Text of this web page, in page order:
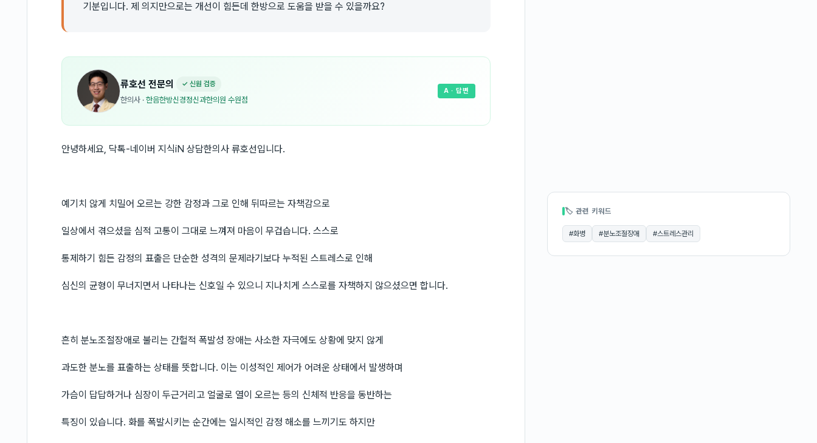
기분입니다. 제 의지만으로는 개선이 힘든데 한방으로 도움을 받을 수 있을까요?
류호선 전문의 ✓ 신원 검증
한의사 · 한음한방신경정신과한의원 수원점
A · 답변
안녕하세요, 닥톡-네이버 지식iN 상담한의사 류호선입니다.
예기치 않게 치밀어 오르는 강한 감정과 그로 인해 뒤따르는 자책감으로
일상에서 겪으셨을 심적 고통이 그대로 느껴져 마음이 무겁습니다. 스스로
통제하기 힘든 감정의 표출은 단순한 성격의 문제라기보다 누적된 스트레스로 인해
심신의 균형이 무너지면서 나타나는 신호일 수 있으니 지나치게 스스로를 자책하지 않으셨으면 합니다.
흔히 분노조절장애로 불리는 간헐적 폭발성 장애는 사소한 자극에도 상황에 맞지 않게
과도한 분노를 표출하는 상태를 뜻합니다. 이는 이성적인 제어가 어려운 상태에서 발생하며
가슴이 답답하거나 심장이 두근거리고 얼굴로 열이 오르는 등의 신체적 반응을 동반하는
특징이 있습니다. 화를 폭발시키는 순간에는 일시적인 감정 해소를 느끼기도 하지만
🏷 관련 키워드
#화병 #분노조절장애 #스트레스관리